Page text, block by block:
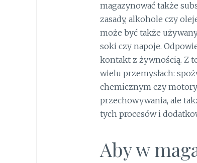
magazynować także
zasady, alkohole czy
może być także
soki czy napoje.
kontakt z żywnością. Z
wielu przemysłach:
chemicznym czy
przechowywania, ale
tych procesów i
Aby w